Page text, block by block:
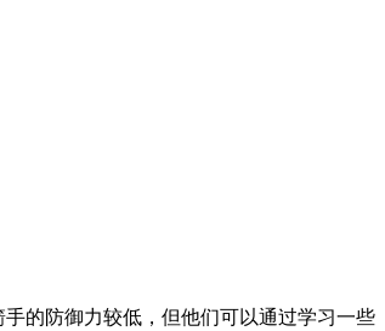
的防御力较低，但他们可以通过学习一些